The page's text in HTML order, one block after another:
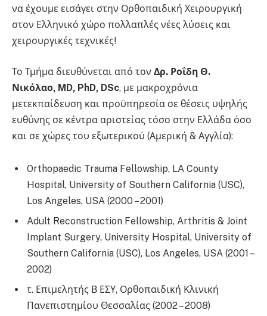
να έχουμε εισάγει στην Ορθοπαιδική Χειρουργική
στον Ελληνικό χώρο πολλαπλές νέες λύσεις και
χειρουργικές τεχνικές!
Το Τμήμα διευθύνεται από τον Δρ. Ροΐδη Θ.
Νικόλαο, MD, PhD, DSc, με μακροχρόνια
μετεκπαίδευση και προϋπηρεσία σε θέσεις υψηλής
ευθύνης σε κέντρα αριστείας τόσο στην Ελλάδα όσο
και σε χώρες του εξωτερικού (Αμερική & Αγγλία):
Orthopaedic Trauma Fellowship, LA County
Hospital, University of Southern California (USC),
Los Angeles, USA (2000 – 2001)
Adult Reconstruction Fellowship, Arthritis & Joint
Implant Surgery, University Hospital, University of
Southern California (USC), Los Angeles, USA (2001 –
2002)
τ. Επιμελητής Β ΕΣΥ, Ορθοπαιδική Κλινική
Πανεπιστημίου Θεσσαλίας (2002 – 2008)